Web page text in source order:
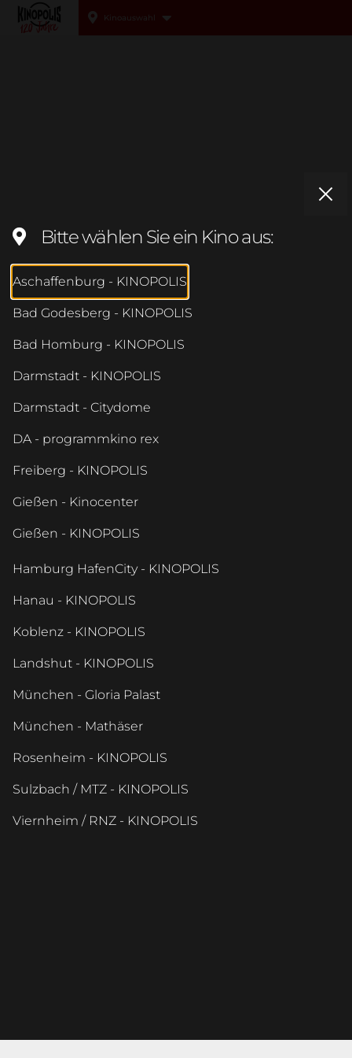
Kinoauswahl
Bitte wählen Sie ein Kino aus:
Aschaffenburg - KINOPOLIS
Bad Godesberg - KINOPOLIS
Bad Homburg - KINOPOLIS
Darmstadt - KINOPOLIS
Darmstadt - Citydome
DA - programmkino rex
Freiberg - KINOPOLIS
Gießen - Kinocenter
Gießen - KINOPOLIS
Hamburg HafenCity - KINOPOLIS
Hanau - KINOPOLIS
Koblenz - KINOPOLIS
Landshut - KINOPOLIS
München - Gloria Palast
München - Mathäser
Rosenheim - KINOPOLIS
Sulzbach / MTZ - KINOPOLIS
Viernheim / RNZ - KINOPOLIS